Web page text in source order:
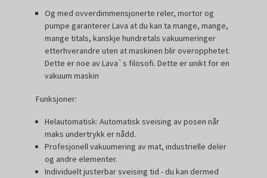
Og med ovverdimmensjonerte reler, mortor og
pumpe garanterer Lava at du kan ta mange, mange,
mange titals, kanskje hundretals vakuumeringer
etterhverandre uten at maskinen blir overopphetet.
Dette er noe av Lava`s filosofi. Dette er unikt for en
vakuum maskin
Funksjoner:
Helautomatisk: Automatisk sveising av posen når
maks undertrykk er nådd.
Profesjonell vakuumering av mat, industrielle deler
og andre elementer.
Individuelt justerbar sveising tid - du kan dermed